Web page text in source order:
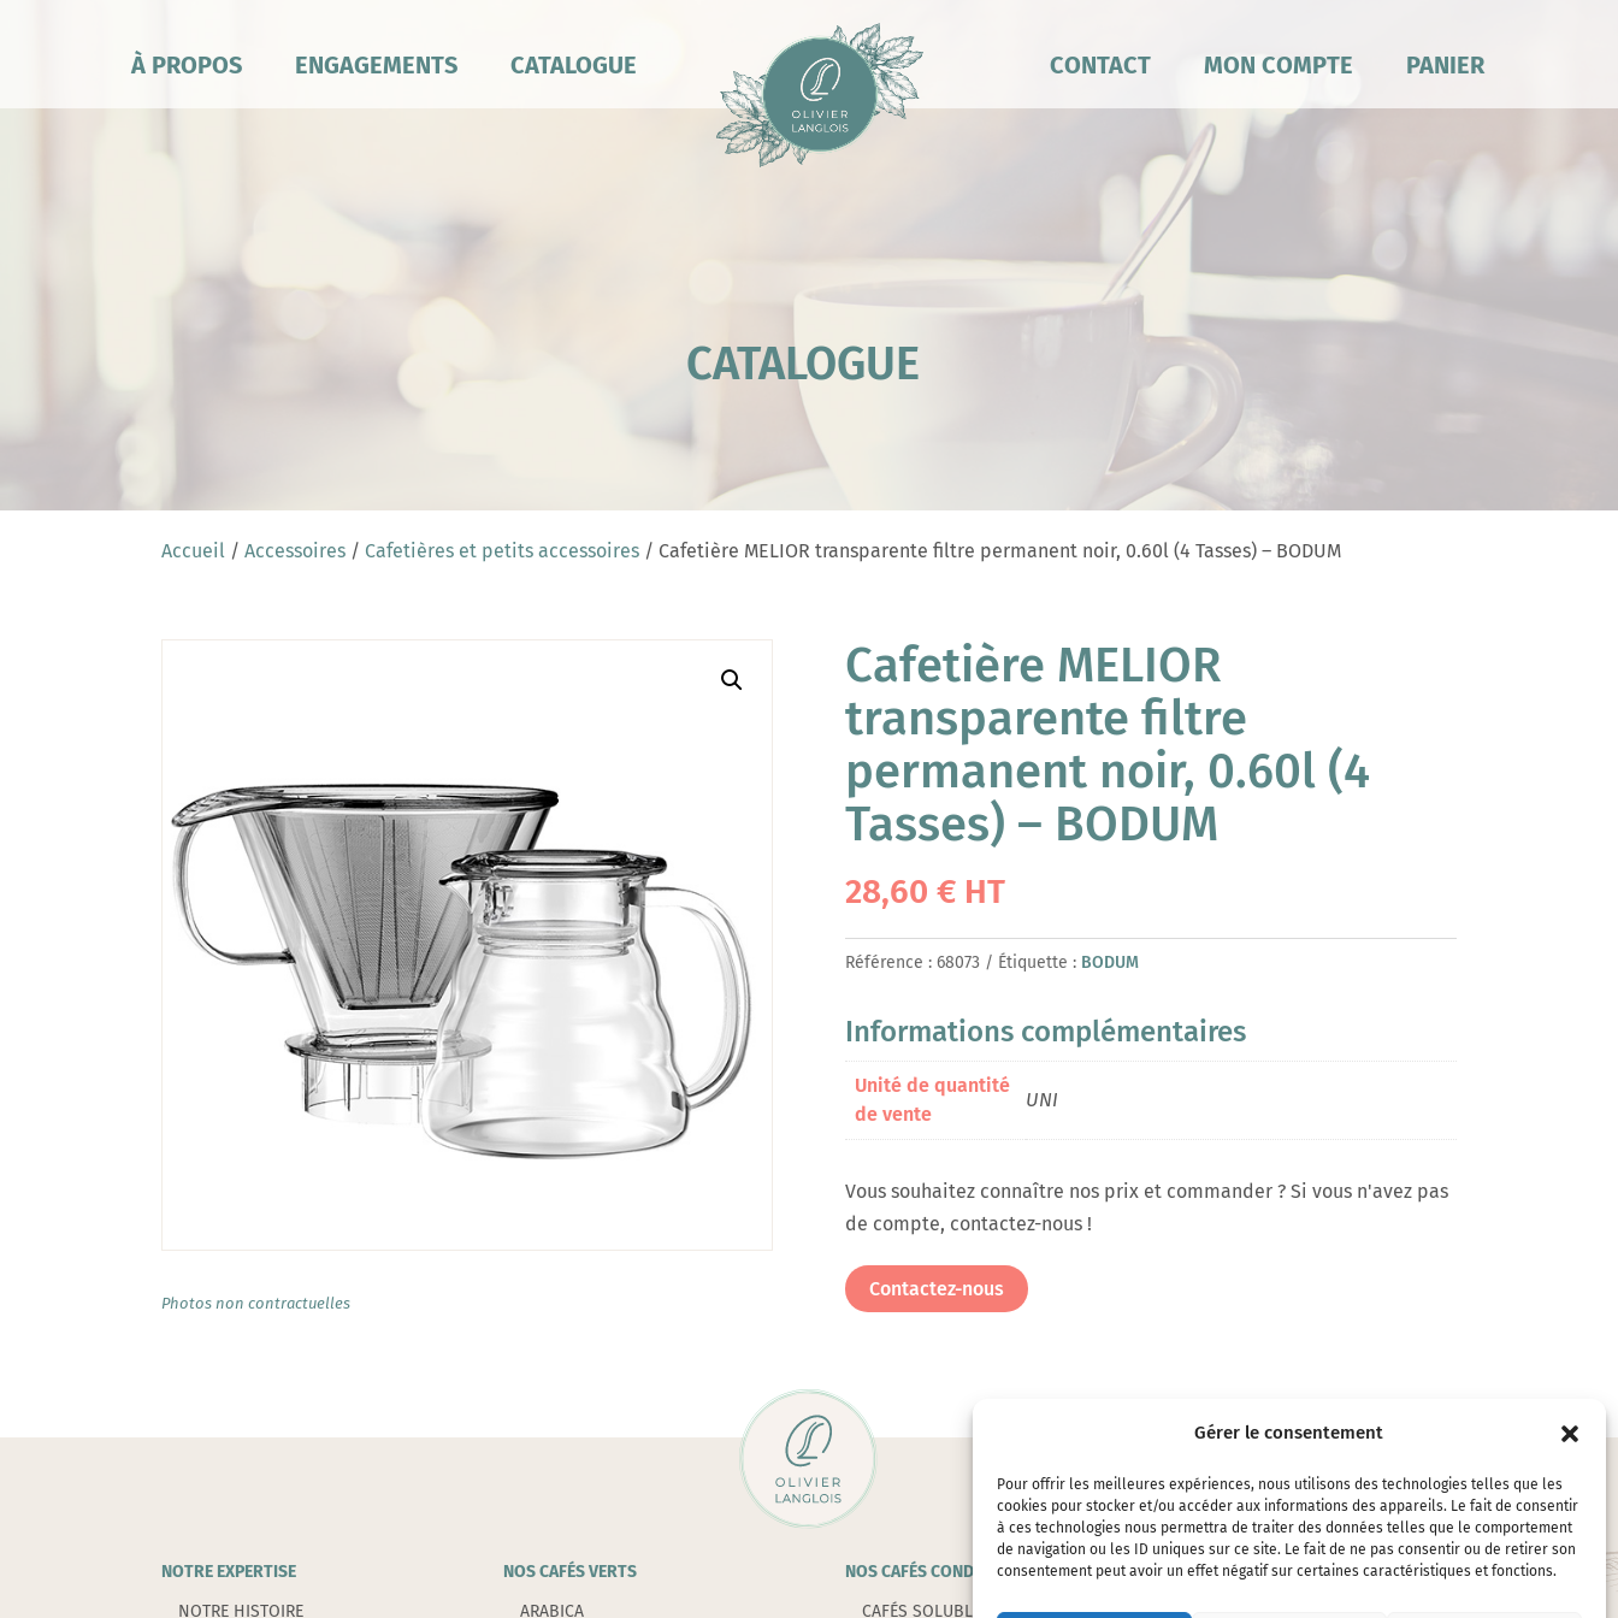
Gérer le consentement
Pour offrir les meilleures expériences, nous utilisons des technologies telles que les
cookies pour stocker et/ou accéder aux informations des appareils. Le fait de consentir
à ces technologies nous permettra de traiter des données telles que le comportement
de navigation ou les ID uniques sur ce site. Le fait de ne pas consentir ou de retirer son
consentement peut avoir un effet négatif sur certaines caractéristiques et fonctions.
À PROPOS ENGAGEMENTS CATALOGUE CONTACT MON COMPTE PANIER
CATALOGUE
Accueil /Accessoires / Cafetières et petits accessoires / Cafetière MELIOR transparente filtre permanent noir, 0.60l (4 Tasses) – BODUM
Photos non contractuelles
Cafetière MELIOR
transparente filtre
permanent noir, 0.60l (4
Tasses) – BODUM
28,60 € HT
Référence : 68073 Étiquette : BODUM
Informations complémentaires
Unité de quantité
de vente
UNI
Vous souhaitez connaître nos prix et commander ? Si vous n'avez pas
de compte, contactez-nous !
Contactez-nous
NOTRE EXPERTISE
NOTRE HISTOIRE
NOS CAFÉS VERTS
ARABICA
NOS CAFÉS CONDITIONNÉS
CAFÉS SOLUBLES
LES ACCESSOIRES